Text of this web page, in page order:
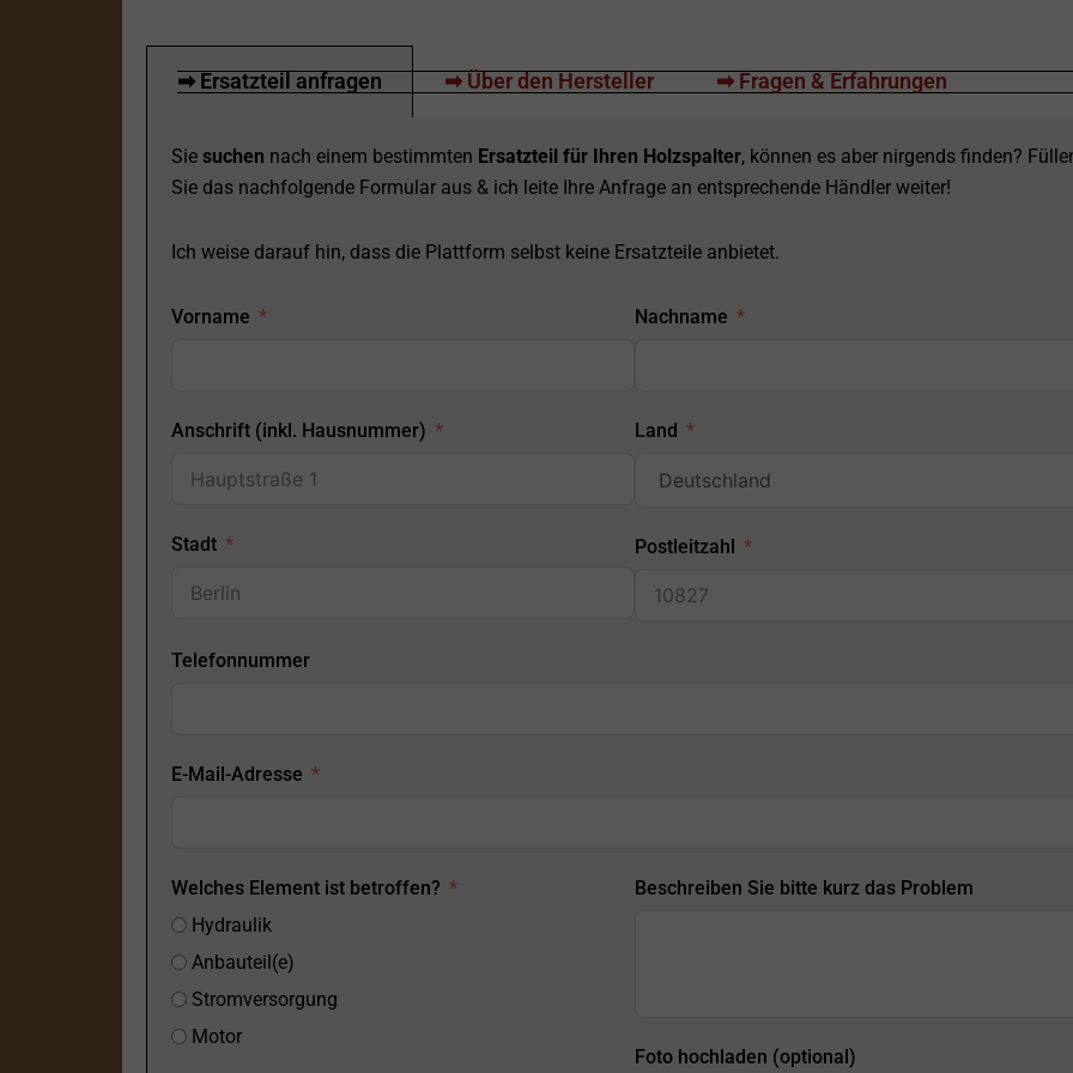
➡ Ersatzteil anfragen ➡ Über den Hersteller ➡ Fragen & Erfahrungen
Sie suchen nach einem bestimmten Ersatzteil für Ihren Holzspalter, können es aber nirgends finden?
Sie das nachfolgende Formular aus & ich leite Ihre Anfrage an entsprechende Händler weiter!
Ich weise darauf hin, dass die Plattform selbst keine Ersatzteile anbietet.
Vorname Nachname
Anschrift (inkl. Hausnummer)
Stadt
Land
Postleitzahl
Telefonnummer
E-Mail-Adresse
Welches Element ist betroffen?
Hydraulik
Anbauteil(e)
Stromversorgung
Motor
Beschreiben Sie bitte kurz das Problem
Foto hochladen (optional)